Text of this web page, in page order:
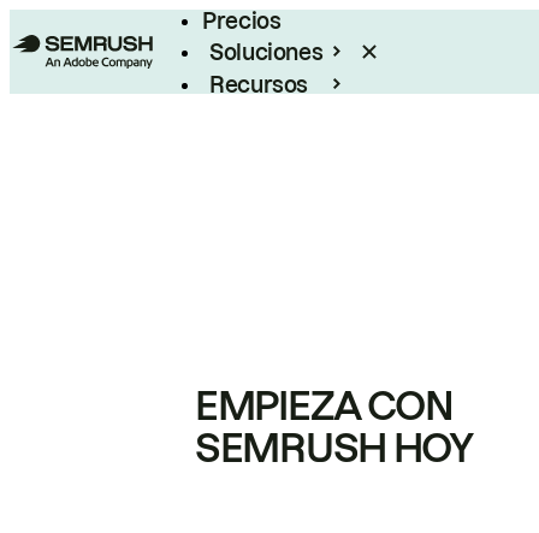
Precios
Soluciones
Recursos
EMPIEZA CON
SEMRUSH HOY